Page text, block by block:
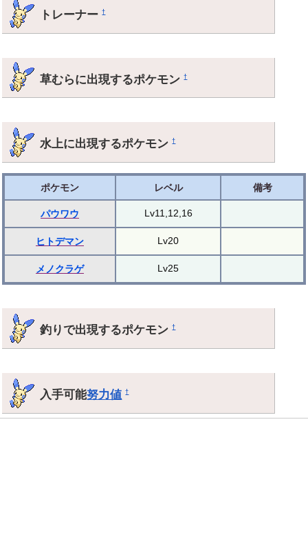
トレーナー†
草むらに出現するポケモン†
水上に出現するポケモン†
ポケモン レベル 備考
パウワウ Lv11,12,16
ヒトデマン Lv20
メノクラゲ Lv25
釣りで出現するポケモン†
入手可能努力値 †